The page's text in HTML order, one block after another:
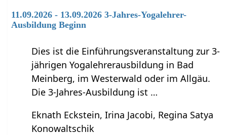
11.09.2026 - 13.09.2026 3-Jahres-Yogalehrer-
Ausbildung Beginn
Dies ist die Einführungsveranstaltung zur 3-
jährigen Yogalehrerausbildung in Bad
Meinberg, im Westerwald oder im Allgäu.
Die 3-Jahres-Ausbildung ist …
Eknath Eckstein, Irina Jacobi, Regina Satya
Konowaltschik